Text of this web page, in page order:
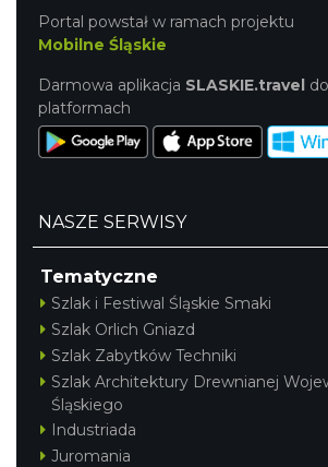
Portal powstał w ramach projektu
Mobilne Śląskie
Darmowa aplikacja SLASKIE.travel
platformach
NASZE SERWISY
Tematyczne
Szlak i Festiwal Śląskie Smaki
Szlak Orlich Gniazd
Szlak Zabytków Techniki
Szlak Architektury Drewnianej
Śląskiego
Industriada
Juromania